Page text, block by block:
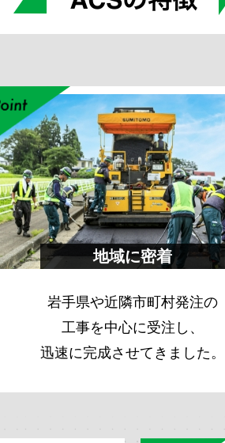
地域に密着
岩手県や近隣市町村発注の
工事を中心に受注し、
迅速に完成させてきました。